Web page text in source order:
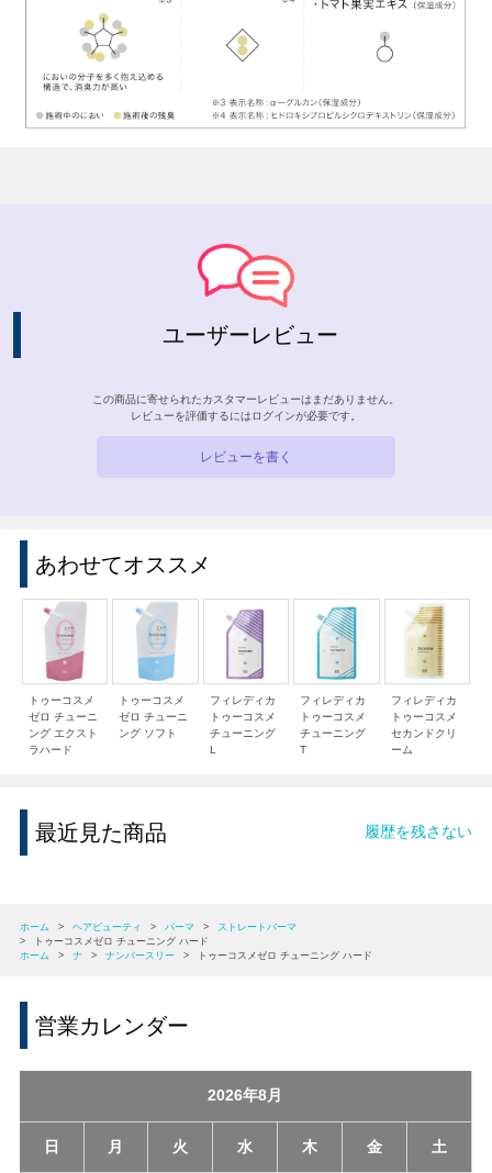
ユーザーレビュー
この商品に寄せられたカスタマーレビューはまだありません。
レビューを評価するには ログインが必要です。
レビューを書く
あわせてオススメ
トゥーコスメ
ゼロ チューニ
ング エクスト
ラハード
トゥーコスメ
ゼロ チューニ
ング ソフト
フィレディカ
トゥーコスメ
チューニング
L
フィレディカ
トゥーコスメ
チューニング
T
フィレディカ
トゥーコスメ
セカンドクリ
ーム
最近見た商品 履歴を残さない
ホーム > ヘアビューティ > パーマ >
ストレートパーマ
>
トゥーコスメゼロ チューニング ハード
ホーム
> ナ > ナンバースリー > トゥーコスメゼロ チューニング ハード
営業カレンダー
2026年8月
日 月 火 水 木 金 土